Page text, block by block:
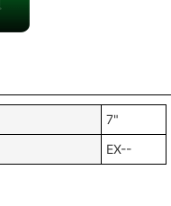
7"
EX--